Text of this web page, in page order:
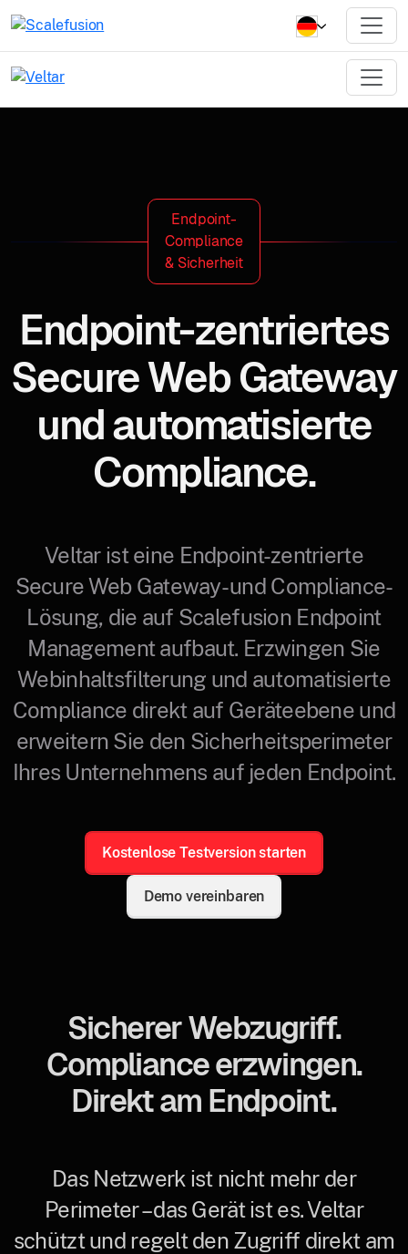
Endpoint-
Compliance
& Sicherheit
Endpoint-zentriertes
Secure Web Gateway
und automatisierte
Compliance.
Veltar ist eine Endpoint-zentrierte
Secure Web Gateway- und Compliance-
Lösung, die auf Scalefusion Endpoint
Management aufbaut. Erzwingen Sie
Webinhaltsfilterung und automatisierte
Compliance direkt auf Geräteebene und
erweitern Sie den Sicherheitsperimeter
Ihres Unternehmens auf jeden Endpoint.
Kostenlose Testversion starten
Demo vereinbaren
Sicherer Webzugriff.
Compliance erzwingen.
Direkt am Endpoint.
Das Netzwerk ist nicht mehr der
Perimeter – das Gerät ist es. Veltar
schützt und regelt den Zugriff direkt am